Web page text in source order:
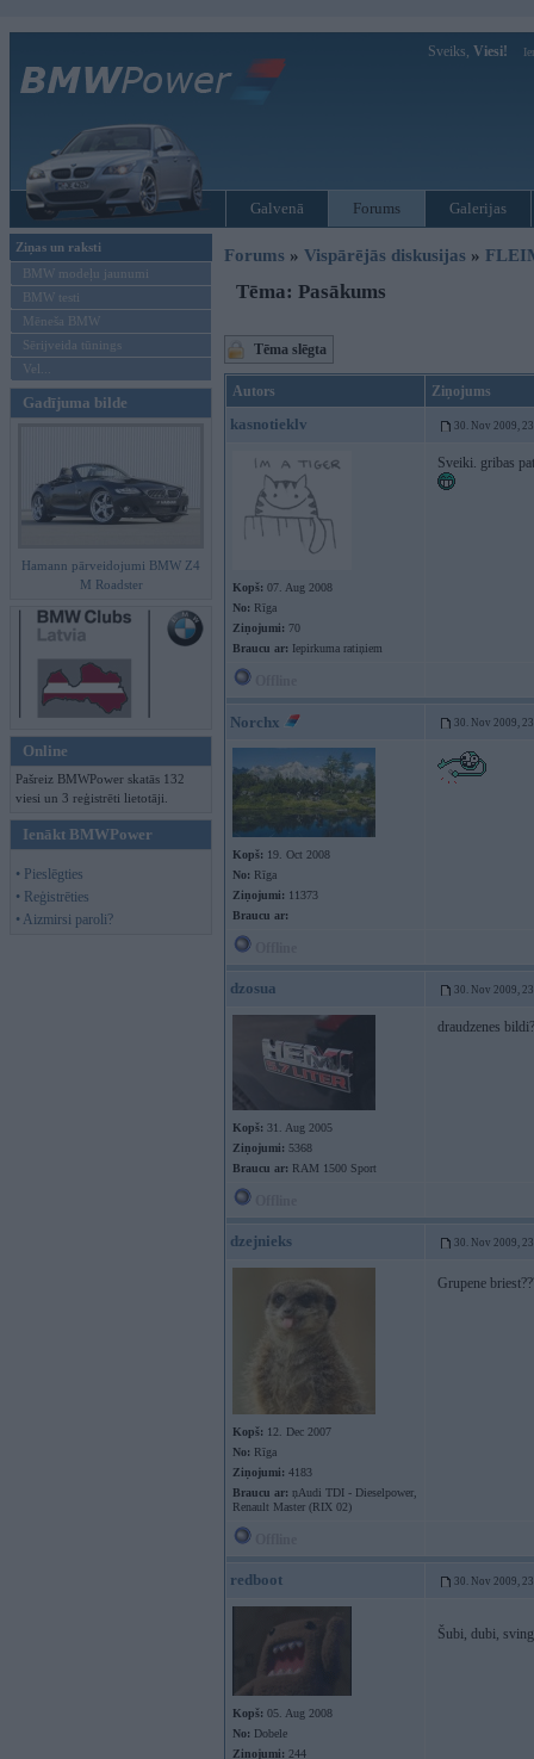
Sveiks, Viesi!
Galvenā Forums Galerijas
Ziņas un raksti
BMW modeļu jaunumi
BMW testi
Mēneša BMW
Sērijveida tūnings
Vel...
Gadījuma bilde
Hamann pārveidojumi BMW Z4
M Roadster
Online
Pašreiz BMWPower skatās 132
viesi un 3 reģistrēti lietotāji.
Ienākt BMWPower
• Pieslēgties
• Reģistrēties
• Aizmirsi paroli?
Forums » Vispārējās diskusijas »
Tēma: Pasākums
Tēma slēgta
Autors Ziņojums
kasnotieklv 30. Nov 2009,
Kopš: 07. Aug 2008
No: Rīga
Ziņojumi: 70
Braucu ar: Iepirkuma ratiņiem
Sveiki. gribas
Norchx 30. Nov 2009,
Kopš: 19. Oct 2008
No: Rīga
Ziņojumi: 11373
Braucu ar:
dzosua 30. Nov 2009,
Kopš: 31. Aug 2005
Ziņojumi: 5368
Braucu ar: RAM 1500 Sport
draudzenes bildi?
dzejnieks 30. Nov 2009,
Kopš: 12. Dec 2007
No: Rīga
Ziņojumi: 4183
Braucu ar: ņAudi TDI - Dieselpower,
Renault Master (RIX 02)
Grupene
redboot 30. Nov 2009,
Kopš: 05. Aug 2008
No: Dobele
Ziņojumi: 244
Šubi, dubi,